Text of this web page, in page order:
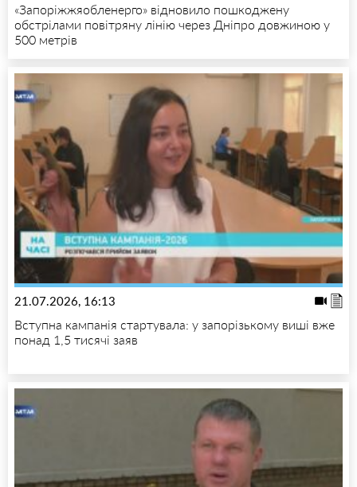
«Запоріжжяобленерго» відновило пошкоджену
обстрілами повітряну лінію через Дніпро довжиною у
500 метрів
21.07.2026, 16:13
Вступна кампанія стартувала: у запорізькому виші вже
понад 1,5 тисячі заяв